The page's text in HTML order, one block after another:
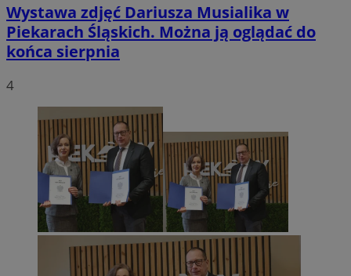
Wystawa zdjęć Dariusza Musialika w
Piekarach Śląskich. Można ją oglądać do
końca sierpnia
4